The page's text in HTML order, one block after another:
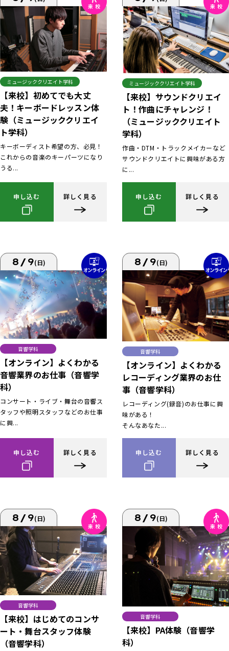
ミュージッククリエイト学科
【来校】初めてでも大丈
夫！キーボードレッスン体
験（ミュージッククリエイ
ト学科）
キーボーディスト希望の方、必見！
これからの音楽のキーパーツになり
うる...
申し込む 詳しく見る
ミュージッククリエイト学科
【来校】サウンドクリエイ
ト！作曲にチャレンジ！
（ミュージッククリエイト
学科）
作曲・DTM・トラックメイカーなど
サウンドクリエイトに興味がある方
に...
申し込む 詳しく見る
8/9(日)
音響学科
【オンライン】よくわかる
音響業界のお仕事（音響学
科）
コンサート・ライブ・舞台の音響ス
タッフや照明スタッフなどのお仕事
に興...
申し込む 詳しく見る
8/9(日)
音響学科
【オンライン】よくわかる
レコーディング業界のお仕
事（音響学科）
レコーディング(録音)のお仕事に興
味がある！
そんなあなた...
申し込む 詳しく見る
8/9(日)
音響学科
【来校】はじめてのコンサ
ート・舞台スタッフ体験
（音響学科）
8/9(日)
音響学科
【来校】PA体験（音響学
科）